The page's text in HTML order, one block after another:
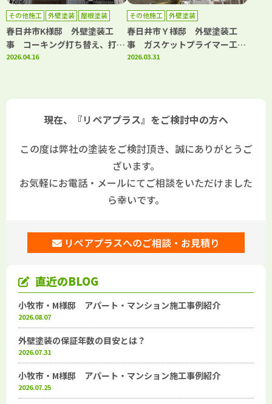
その他施工 外壁塗装
屋根塗装
防水工事
春日井市K様邸 外壁塗装工
事 コーキング打ち替え、打ち
増し工事 屋根塗装工事 防水
2026.04.16
その他施工 外壁塗装
春日井市Ｙ様邸 外壁塗装工
事 ガスケットプライマー工
事 コーキング打ち替え・打ち
外機･室内機撤去処分工事
2026.03.31
現在、『リペアプラス』をご検討中の方へ
この度は弊社の塗装をご検討頂き、誠にありがとうご
ざいます。
お気軽にお電話・メールにてご相談をいただけました
ら幸いです。
リペアプラスへのご相談・お見積り
直近のBLOG
小牧市・M様邸 アパート・マンション施工事例紹介
2026.08.07
外壁塗装の保証年数の目安とは？
2026.07.31
小牧市・M様邸 アパート・マンション施工事例紹介
2026.07.25